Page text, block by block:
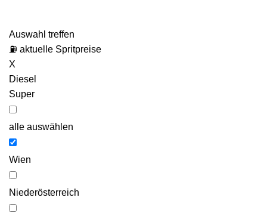
Auswahl treffen
⛽ aktuelle Spritpreise
X
Diesel
Super
alle auswählen
Wien
Niederösterreich